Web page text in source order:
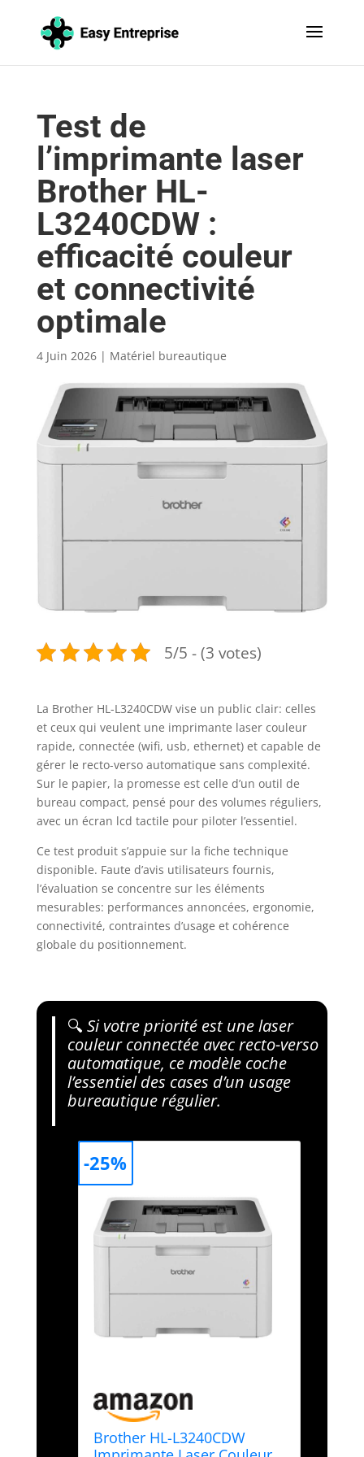
Test de
l’imprimante laser
Brother HL-
L3240CDW :
efficacité couleur
et connectivité
optimale
4 Juin 2026| Matériel bureautique
5/5 - (3 votes)
La Brother HL-L3240CDW vise un public clair: celles
et ceux qui veulent une imprimante laser couleur
rapide, connectée (wifi, usb, ethernet) et capable de
gérer le recto-verso automatique sans complexité.
Sur le papier, la promesse est celle d’un outil de
bureau compact, pensé pour des volumes réguliers,
avec un écran lcd tactile pour piloter l’essentiel.
Ce test produit s’appuie sur la fiche technique
disponible. Faute d’avis utilisateurs fournis,
l’évaluation se concentre sur les éléments
mesurables: performances annoncées, ergonomie,
connectivité, contraintes d’usage et cohérence
globale du positionnement.
🔍 Si votre priorité est une laser
couleur connectée avec recto-verso
automatique, ce modèle coche
l’essentiel des cases d’un usage
bureautique régulier.
Brother HL-L3240CDW
-25%